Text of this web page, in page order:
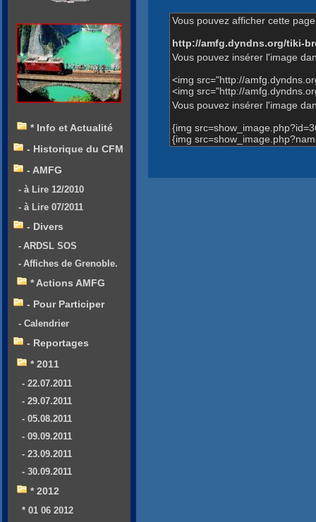
Vous pouvez afficher cette
http://amfg.dyndns.org/tiki-
Vous pouvez insérer l'image
<img src="http://
<img src="http://
Vous pouvez insérer l'image
{img
{img
* Info et Actualité
- Historique du CFM
- AMFG
- à Lire 12/2010
- à Lire 07/2011
- Divers
- ARDSL SOS
- Affiches de Grenoble.
* Actions AMFG
- Pour Participer
- Calendrier
- Reportages
* 2011
- 22.07.2011
- 29.07.2011
- 05.08.2011
- 09.09.2011
- 23.09.2011
- 30.09.2011
* 2012
* 01 06 2012